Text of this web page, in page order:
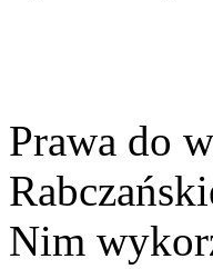
Prawa do
Nim